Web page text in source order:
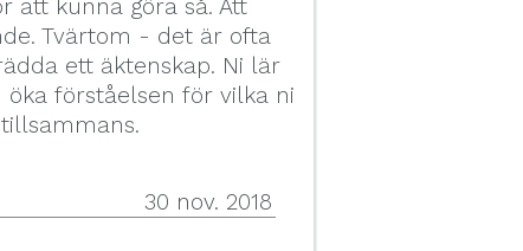
att kunna göra så. Att
Tvärtom - det är ofta
ett äktenskap. Ni lär
förståelsen för vilka ni
30 nov. 2018